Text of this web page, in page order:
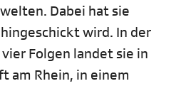
Dabei hat sie
wird. In der
Folgen landet sie in
am Rhein, in einem